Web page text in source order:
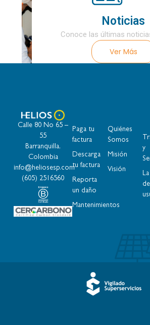
Noticias
Conoce las últimas
Ver Más
Calle 80 No 65 –
55
Barranquilla,
Colombia
info@heliosesp.com
(605) 2516560
Paga tu
factura
Descarga
tu factura
Reporta
un daño
Mantenimientos
Quiénes
Somos
Misión
Visión
y
de